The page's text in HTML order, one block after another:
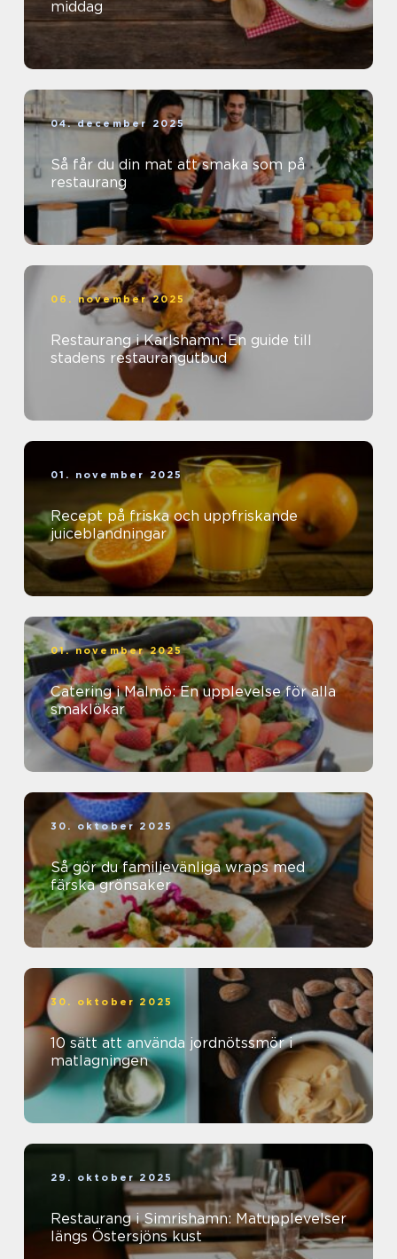
middag
04. december 2025
Så får du din mat att smaka som på
restaurang
06. november 2025
Restaurang i Karlshamn: En guide till
stadens restaurangutbud
01. november 2025
Recept på friska och uppfriskande
juiceblandningar
01. november 2025
Catering i Malmö: En upplevelse för alla
smaklökar
30. oktober 2025
Så gör du familjevänliga wraps med
färska grönsaker
30. oktober 2025
10 sätt att använda jordnötssmör i
matlagningen
29. oktober 2025
Restaurang i Simrishamn: Matupplevelser
längs Östersjöns kust